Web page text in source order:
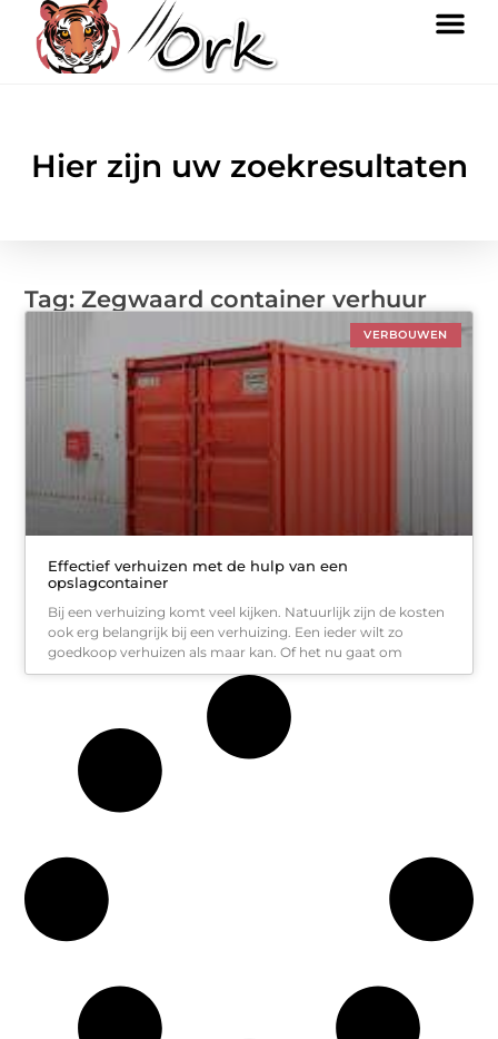
Hier zijn uw zoekresultaten
Tag: Zegwaard container verhuur
VERBOUWEN
Effectief verhuizen met de hulp van een
opslagcontainer
Bij een verhuizing komt veel kijken. Natuurlijk zijn de kosten
ook erg belangrijk bij een verhuizing. Een ieder wilt zo
goedkoop verhuizen als maar kan. Of het nu gaat om